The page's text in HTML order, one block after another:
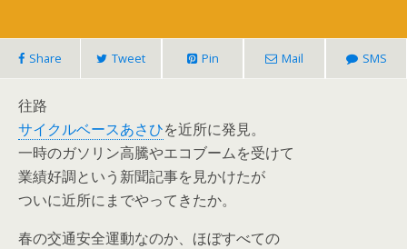
Share Tweet Pin Mail SMS
往路
サイクルベースあさひを近所に発見。
一時のガソリン高騰やエコブームを受けて
業績好調という新聞記事を見かけたが
ついに近所にまでやってきたか。
春の交通安全運動なのか、ほぼすべての